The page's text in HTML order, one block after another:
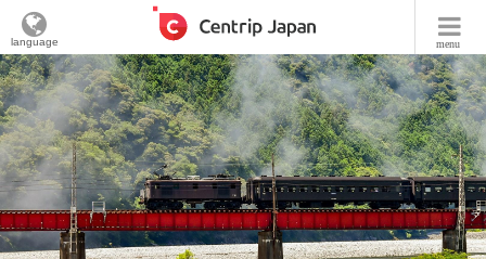
menu
language